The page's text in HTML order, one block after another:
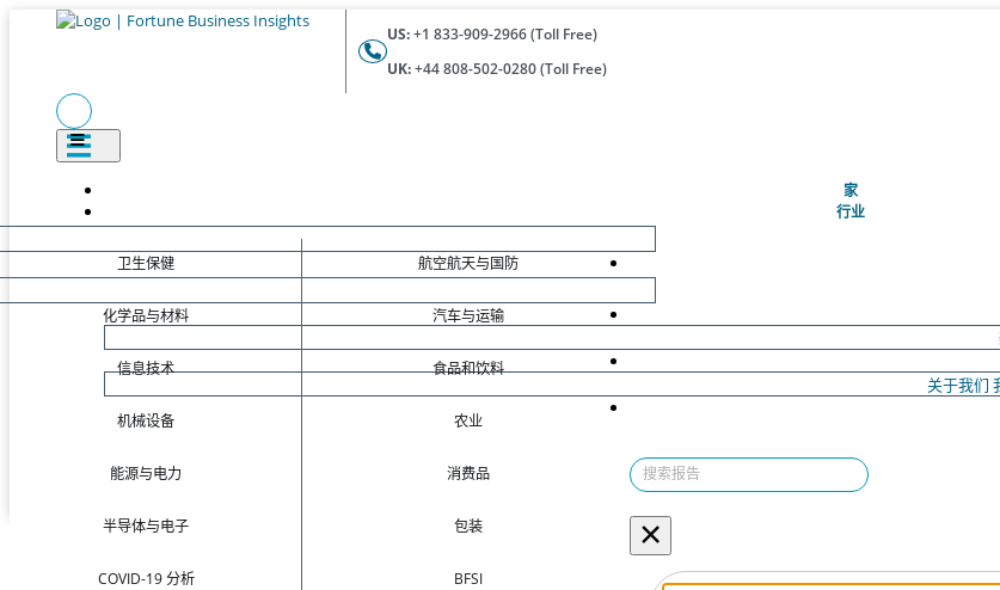
US:+1 833-909-2966 (Toll Free)
UK:+44 808-502-0280 (Toll Free)
家(当前的)
行业
卫生保健
化学品与材料
信息技术
机械设备
能源与电力
半导体与电子
COVID-19 分析
航空航天与国防
汽车与运输
食品和饮料
农业
消费品
包装
BFSI
关于我们
×